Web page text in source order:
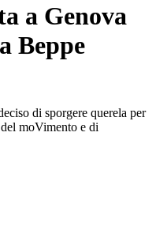
a Genova
Beppe
di sporgere querela per
moVimento e di